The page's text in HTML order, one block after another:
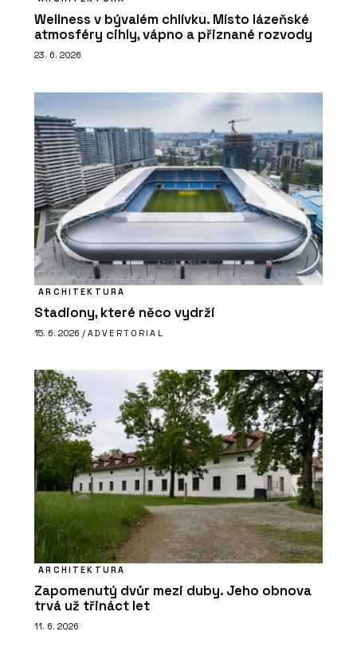
Wellness v bývalém chlívku. Místo lázeňské
atmosféry cihly, vápno a přiznané rozvody
23. 6. 2026
ARCHITEKTURA
Stadiony, které něco vydrží
15. 6. 2026 / ADVERTORIAL
ARCHITEKTURA
Zapomenutý dvůr mezi duby. Jeho obnova
trvá už třináct let
11. 6. 2026